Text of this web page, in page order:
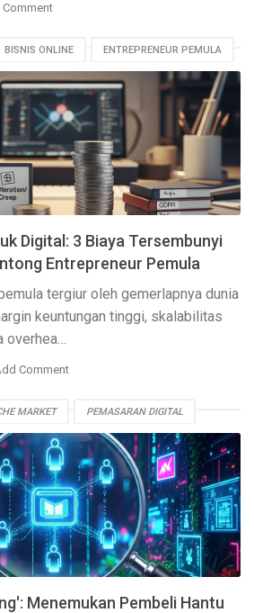
Comment
BISNIS ONLINE ENTREPRENEUR PEMULA
DIGITAL
PERENCANAAN BISNIS
STARTUP DIGITAL
Digital: 3 Biaya Tersembunyi
Entrepreneur Pemula
tergiur oleh gemerlapnya dunia
keuntungan tinggi, skalabilitas
overhea…
Comment
MARKET PEMASARAN DIGITAL
PASAR STRATEGI SEO
Menemukan Pembeli Hantu